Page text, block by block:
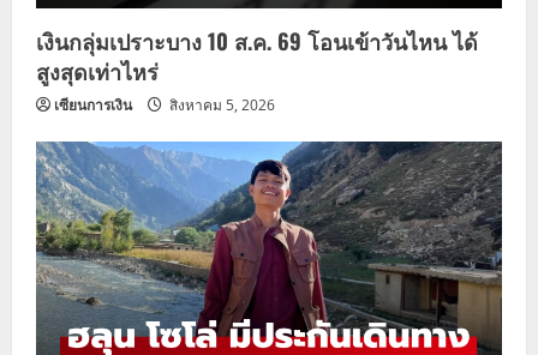
เงินกลุ่มเปราะบาง 10 ส.ค. 69 โอนเข้าวันไหน ได้
สูงสุดเท่าไหร่
เซียนการเงิน สิงหาคม 5, 2026